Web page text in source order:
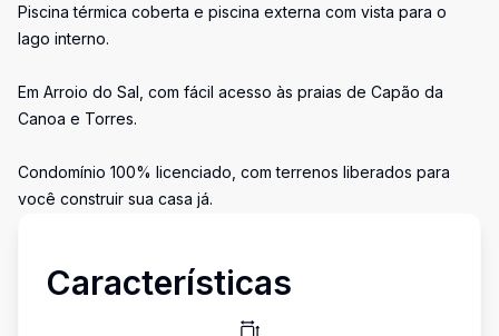
Piscina térmica coberta e piscina externa com vista para o
lago interno.
Em Arroio do Sal, com fácil acesso às praias de Capão da
Canoa e Torres.
Condomínio 100% licenciado, com terrenos liberados para
você construir sua casa já.
Características